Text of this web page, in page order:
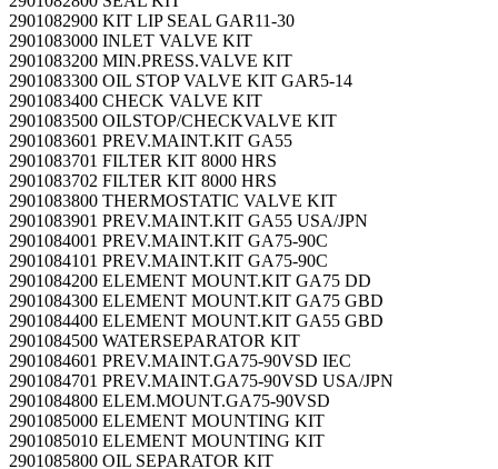
2901082900 KIT LIP SEAL GAR11-30
2901083000 INLET VALVE KIT
2901083200 MIN.PRESS.VALVE KIT
2901083300 OIL STOP VALVE KIT GAR5-14
2901083400 CHECK VALVE KIT
2901083500 OILSTOP/CHECKVALVE KIT
2901083601 PREV.MAINT.KIT GA55
2901083701 FILTER KIT 8000 HRS
2901083702 FILTER KIT 8000 HRS
2901083800 THERMOSTATIC VALVE KIT
2901083901 PREV.MAINT.KIT GA55 USA/JPN
2901084001 PREV.MAINT.KIT GA75-90C
2901084101 PREV.MAINT.KIT GA75-90C
2901084200 ELEMENT MOUNT.KIT GA75 DD
2901084300 ELEMENT MOUNT.KIT GA75 GBD
2901084400 ELEMENT MOUNT.KIT GA55 GBD
2901084500 WATERSEPARATOR KIT
2901084601 PREV.MAINT.GA75-90VSD IEC
2901084701 PREV.MAINT.GA75-90VSD USA/JPN
2901084800 ELEM.MOUNT.GA75-90VSD
2901085000 ELEMENT MOUNTING KIT
2901085010 ELEMENT MOUNTING KIT
2901085800 OIL SEPARATOR KIT